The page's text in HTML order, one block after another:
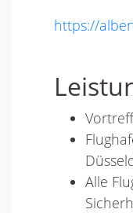
https://
Alle